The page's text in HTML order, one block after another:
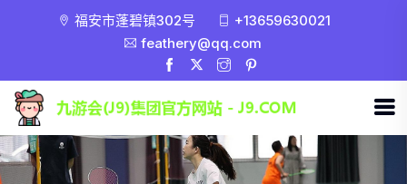
福安市蓬碧镇302号
+13659630021
feathery@qq.com